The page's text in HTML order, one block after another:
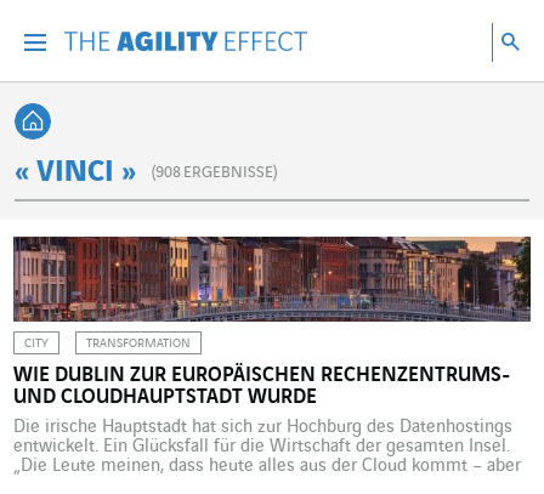
Zurück zur Startseite
« VINCI » (908 ERGEBNISSE)
CITY TRANSFORMATION
WIE DUBLIN ZUR EUROPÄISCHEN RECHENZENTRUMS-
UND CLOUDHAUPTSTADT WURDE
Die irische Hauptstadt hat sich zur Hochburg des Datenhostings
entwickelt. Ein Glücksfall für die Wirtschaft der gesamten Insel.
„Die Leute meinen, dass heute alles aus der Cloud kommt – aber